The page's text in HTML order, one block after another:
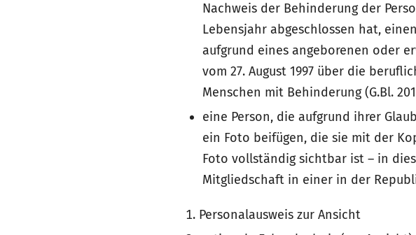
Nachweis der Behinderung der
Lebensjahr abgeschlossen hat,
aufgrund eines angeborenen oder
vom 27. August 1997 über die
Menschen mit Behinderung (G.Bl.
eine Person, die aufgrund ihrer
ein Foto beifügen, die sie mit der
Foto vollständig sichtbar ist – in
Mitgliedschaft in einer in der
Personalausweis zur Ansicht